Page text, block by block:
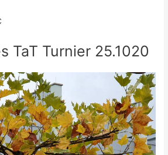
TaT Turnier 25.1020